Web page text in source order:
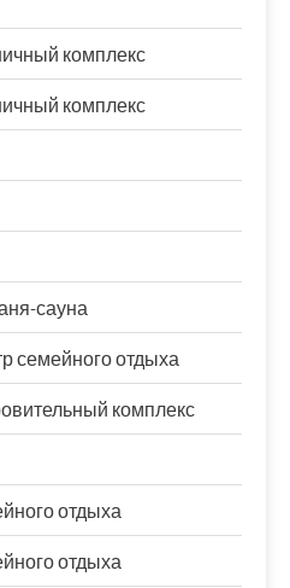
комплекс
комплекс
сауна
семейного отдыха
комплекс
отдыха
отдыха